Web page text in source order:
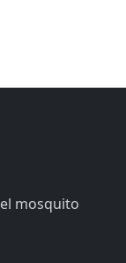
mosquito